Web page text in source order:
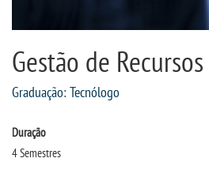
Gestão de
Graduação: Tecnólogo
Duração
4 Semestres